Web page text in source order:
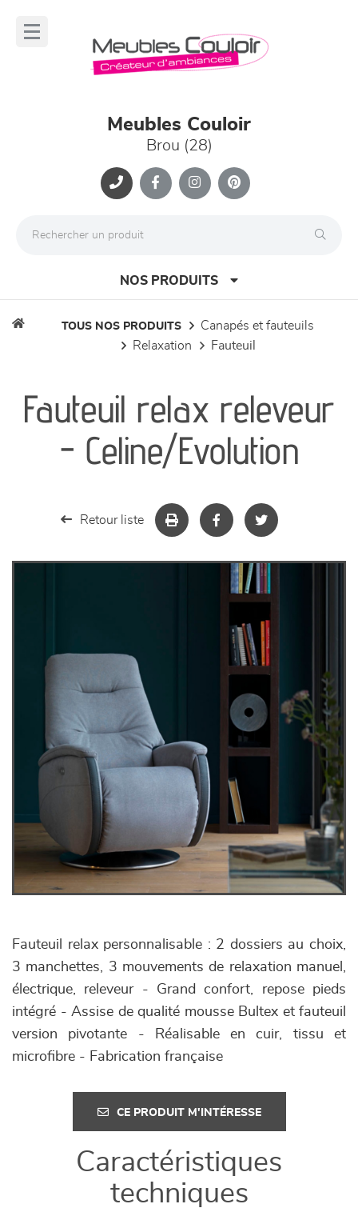
Meubles Couloir
Brou (28)
NOS PRODUITS
séjours
meubles de complément
TOUS NOS PRODUITS
canapés et fauteuils
relaxation
fauteuil
Fauteuil relax releveur
- Celine/Evolution
Retour liste
Fauteuil relax personnalisable : 2 dossiers au choix,
3 manchettes, 3 mouvements de relaxation manuel,
électrique, releveur - Grand confort, repose pieds
intégré - Assise de qualité mousse Bultex et fauteuil
version pivotante - Réalisable en cuir, tissu et
microfibre - Fabrication française
CE PRODUIT M'INTÉRESSE
Caractéristiques
techniques